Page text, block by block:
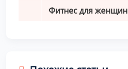
Фитнес для женщин